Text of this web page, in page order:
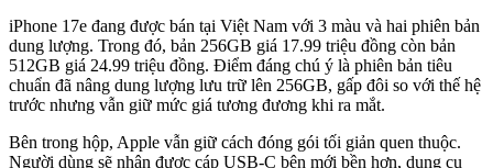
iPhone 17e đang được bán tại Việt Nam với 3 màu và hai phiên bản
dung lượng. Trong đó, bản 256GB giá 17.99 triệu đồng còn bản
512GB giá 24.99 triệu đồng. Điểm đáng chú ý là phiên bản tiêu
chuẩn đã nâng dung lượng lưu trữ lên 256GB, gấp đôi so với thế hệ
trước nhưng vẫn giữ mức giá tương đương khi ra mắt.
Bên trong hộp, Apple vẫn giữ cách đóng gói tối giản quen thuộc.
Người dùng sẽ nhận được cáp USB-C bện mới bền hơn, dụng cụ